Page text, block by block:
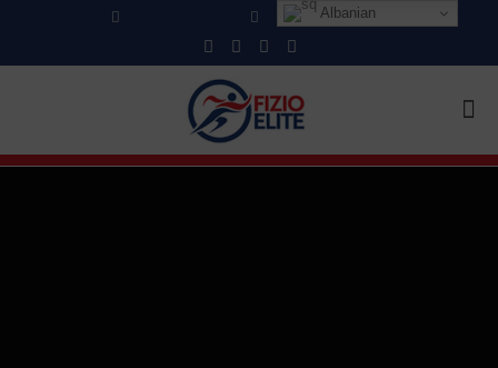
info@fizioelite.com
Albanian